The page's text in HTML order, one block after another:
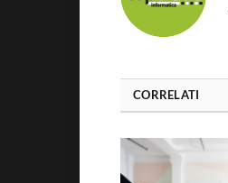
CORRELATI